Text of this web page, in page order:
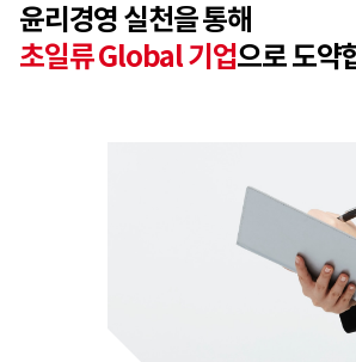
윤리경영 실천을 통해
초일류 Global 기업으로 도약